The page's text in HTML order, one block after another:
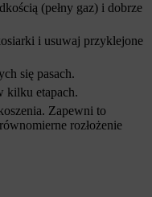
(pełny gaz) i dobrze
i usuwaj przyklejone
się pasach.
kilku etapach.
Zapewni to
rozłożenie